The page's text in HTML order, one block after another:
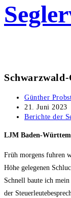
Beitrags-
Autor:
Günther
Beitrag
veröffentlicht:
21. Juni 2023
Beitrags-
Berichte der
LJM Baden-
Früh morgens fuhren
Höhe gelegenen
Schnell baute ich
der